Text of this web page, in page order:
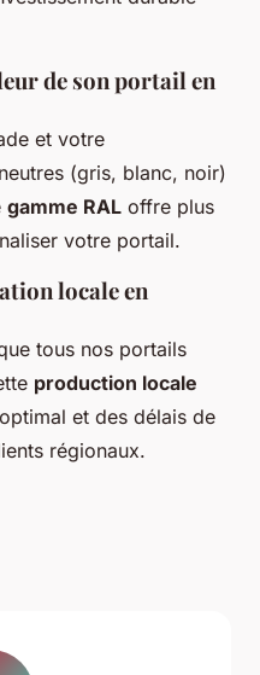
de son portail en
et votre
(gris, blanc, noir)
gamme RAL offre plus
votre portail.
locale en
tous nos portails
production locale
et des délais de
régionaux.